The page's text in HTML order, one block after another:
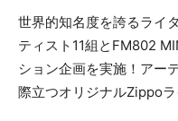
世界的知名度を誇るライ
ティスト11組とFM802
ション企画を実施！アー
際立つオリジナルZippoラ